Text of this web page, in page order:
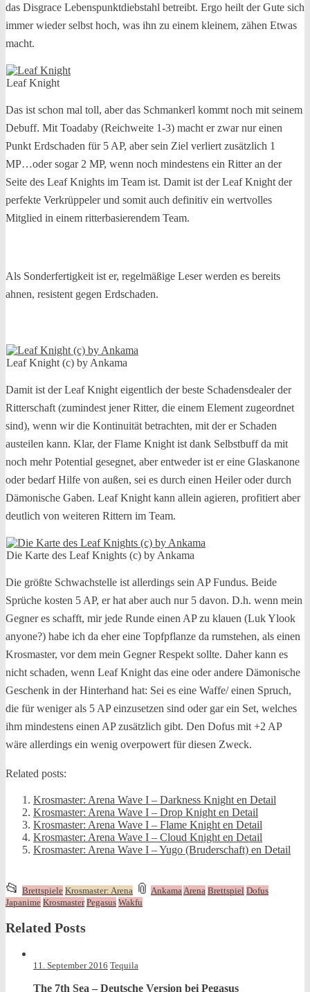
das Disgrace Lebenspunktdiebstahl betreibt. Ergo heilt der Gute sich
immer wieder selbst hoch, was ihn zu einem kleinem, zähen Etwas
macht.
Leaf Knight
Das ist schon mal toll, aber das Schmankerl kommt noch mit seinem
Debuff. Mit Toadaby (Reichweite 1-3) macht er zwar nur einen
Punkt Erdschaden für 5 AP, aber sein Ziel verliert zusätzlich 1
MP…oder sogar 2 MP, wenn noch mindestens ein Ritter an der
Seite des Leaf Knights im Team ist. Damit ist der Leaf Knight der
perfekte Verkrüppeler und somit auch definitiv ein wertvolles
Mitglied in einem ritterbasierendem Team.
Als Sonderfertigkeit ist er, regelmäßige Leser werden es bereits
ahnen, resistent gegen Erdschaden.
Leaf Knight (c) by Ankama
Damit ist der Leaf Knight eigentlich der beste Schadensdealer der
Ritterschaft (zumindest jener Ritter, die einem Element zugeordnet
sind), wenn wir die Kontinuität betrachten, mit der er Schaden
austeilen kann. Klar, der Flame Knight ist dank Selbstbuff da mit
noch mehr Potential gesegnet, aber entweder ist er eine Glaskanone
oder bedarf Hilfe von außen, sei es durch einen Heiler oder durch
Dämonische Gaben. Leaf Knight kann allein agieren, profitiert aber
deutlich von weiteren Rittern im Team.
Die Karte des Leaf Knights (c) by Ankama
Die größte Schwachstelle ist allerdings sein AP Fundus. Beide
Sprüche kosten 5 AP, er hat aber auch nur 5 davon. D.h. wenn mein
Gegner es schafft, mir jede Runde einen AP zu klauen (Luk Ylook
anyone?) habe ich da eher eine Topfpflanze da rumstehen, als einen
Krosmaster, vor dem mein Gegner Respekt sollte. Daher kann es
nicht schaden, wenn Leaf Knight das eine oder andere Dämonische
Geschenk in der Hinterhand hat: Sei es eine Waffe/ einen Spruch,
die für weniger als 5 AP einzusetzen sind oder gar ein Set, welches
ihm mindestens einen AP zusätzlich gibt. Den Dofus mit +2 AP
wäre allerdings ein wenig overpowert für diesen Zweck.
Related posts:
Krosmaster: Arena Wave I – Darkness Knight en Detail
Krosmaster: Arena Wave I – Drop Knight en Detail
Krosmaster: Arena Wave I – Flame Knight en Detail
Krosmaster: Arena Wave I – Cloud Knight en Detail
Krosmaster: Arena Wave I – Yugo (Bruderschaft) en Detail
📂 This
entry
was
posted
in
Brettspiele Krosmaster: Arena 📎 and
Ankama Arena Brettspiel Dofus
Japanime Krosmaster Pegasus Wakfu
Related Posts
11. September 2016 Tequila
The 7th Sea – Deutsche Version bei Pegasus